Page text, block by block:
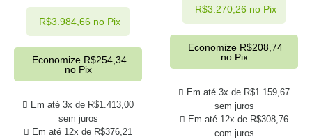
Em até 3x de R$1.413,00
sem juros
Em até 12x de R$376,21
R$3.984,66 no Pix
Economize R$254,34
no Pix
Em até 3x de R$1.159,67
sem juros
Em até 12x de R$308,76
com juros
R$3.270,26 no Pix
Economize R$208,74
no Pix